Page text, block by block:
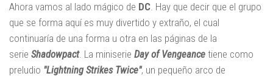
Ahora vamos al lado mágico de DC. Hay que decir que el grupo
que se forma aquí es muy divertido y extraño, el cual
continuaría de una forma u otra en las páginas de la
serie Shadowpact. La miniserie Day of Vengeance tiene como
preludio "Lightning Strikes Twice", un pequeño arco de